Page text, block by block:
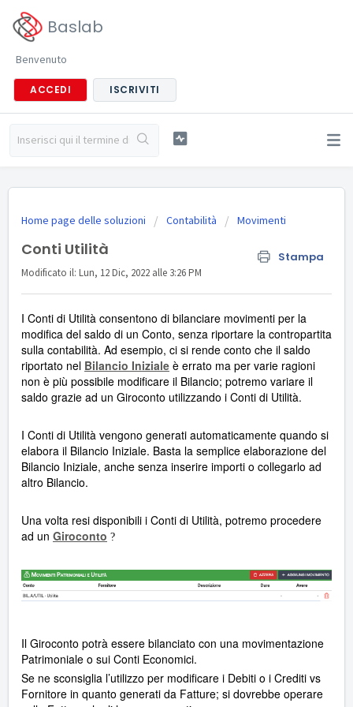
Baslab
Benvenuto
ACCEDI ISCRIVITI
Home page delle soluzioni Contabilità Movimenti
Conti Utilità Stampa
Modificato il: Lun, 12 Dic, 2022 alle 3:26 PM
I Conti di Utilità consentono di bilanciare movimenti per la
modifica del saldo di un Conto, senza riportare la contropartita
sulla contabilità. Ad esempio, ci si rende conto che il saldo
riportato nel Bilancio Iniziale è errato ma per varie ragioni
non è più possibile modificare il Bilancio; potremo variare il
saldo grazie ad un Giroconto utilizzando i Conti di Utilità.
I Conti di Utilità vengono generati automaticamente quando si
elabora il Bilancio Iniziale. Basta la semplice elaborazione del
Bilancio Iniziale, anche senza inserire importi o collegarlo ad
altro Bilancio.
Una volta resi disponibili i Conti di Utilità, potremo procedere
ad un Giroconto ?
Il Giroconto potrà essere bilanciato con una movimentazione
Patrimoniale o sui Conti Economici.
Se ne sconsiglia l’utilizzo per modificare i Debiti o i Crediti vs
Fornitore in quanto generati da Fatture; si dovrebbe operare